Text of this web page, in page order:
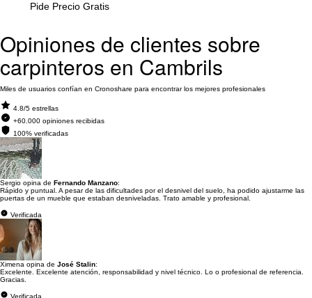
Pide Precio Gratis
Opiniones de clientes sobre
carpinteros en Cambrils
Miles de usuarios confían en Cronoshare para encontrar los mejores profesionales
4.8/5 estrellas
+60.000 opiniones recibidas
100% verificadas
Sergio opina de Fernando Manzano:
Rápido y puntual. A pesar de las dificultades por el desnivel del suelo, ha podido ajustarme las
puertas de un mueble que estaban desniveladas. Trato amable y profesional.
Verificada
Ximena opina de José Stalin:
Excelente. Excelente atención, responsabilidad y nivel técnico. Lo o profesional de referencia.
Gracias.
Verificada